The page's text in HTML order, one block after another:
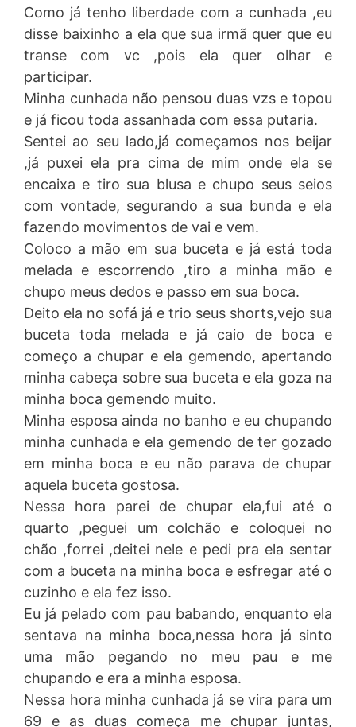
Como já tenho liberdade com a cunhada ,eu
disse baixinho a ela que sua irmã quer que eu
transe com vc ,pois ela quer olhar e
participar.
Minha cunhada não pensou duas vzs e topou
e já ficou toda assanhada com essa putaria.
Sentei ao seu lado,já começamos nos beijar
,já puxei ela pra cima de mim onde ela se
encaixa e tiro sua blusa e chupo seus seios
com vontade, segurando a sua bunda e ela
fazendo movimentos de vai e vem.
Coloco a mão em sua buceta e já está toda
melada e escorrendo ,tiro a minha mão e
chupo meus dedos e passo em sua boca.
Deito ela no sofá já e trio seus shorts,vejo sua
buceta toda melada e já caio de boca e
começo a chupar e ela gemendo, apertando
minha cabeça sobre sua buceta e ela goza na
minha boca gemendo muito.
Minha esposa ainda no banho e eu chupando
minha cunhada e ela gemendo de ter gozado
em minha boca e eu não parava de chupar
aquela buceta gostosa.
Nessa hora parei de chupar ela,fui até o
quarto ,peguei um colchão e coloquei no
chão ,forrei ,deitei nele e pedi pra ela sentar
com a buceta na minha boca e esfregar até o
cuzinho e ela fez isso.
Eu já pelado com pau babando, enquanto ela
sentava na minha boca,nessa hora já sinto
uma mão pegando no meu pau e me
chupando e era a minha esposa.
Nessa hora minha cunhada já se vira para um
69 e as duas começa me chupar juntas,